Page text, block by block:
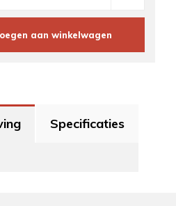
aan winkelwagen
Specificaties